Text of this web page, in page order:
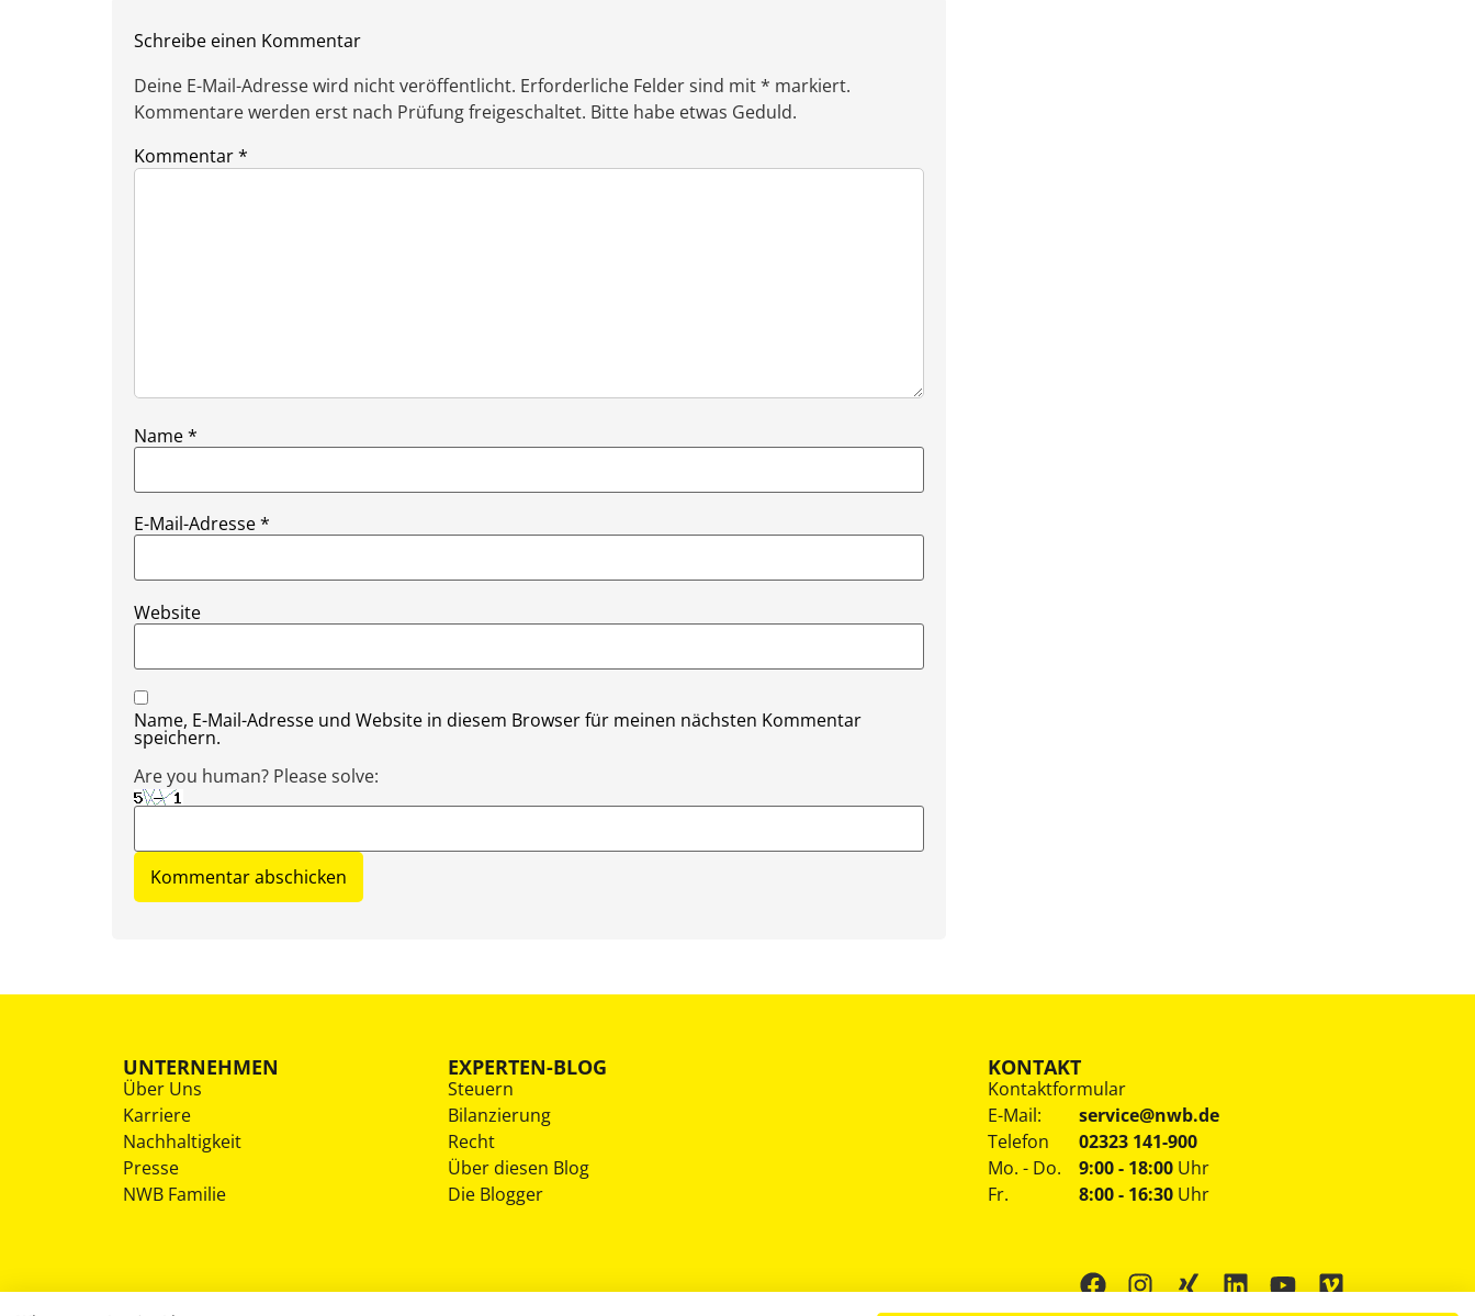
Schreibe einen Kommentar
Deine E-Mail-Adresse wird nicht veröffentlicht. Erforderliche Felder sind mit * markiert.
Kommentare werden erst nach Prüfung freigeschaltet. Bitte habe etwas Geduld.
Kommentar*
Name*
E-Mail-Adresse*
Website
Name, E-Mail-Adresse und Website in diesem Browser für meinen nächsten Kommentar
speichern.
Are you human? Please solve:
UNTERNEHMEN
Über Uns
Karriere
Nachhaltigkeit
Presse
NWB Familie
EXPERTEN-BLOG
Steuern
Bilanzierung
Recht
Über diesen Blog
Die Blogger
KONTAKT
Kontaktformular
E-Mail:
service@nwb.de
Telefon
02323 141-900
Mo. - Do.
Fr.
9:00 - 18:00 Uhr
8:00 - 16:30 Uhr